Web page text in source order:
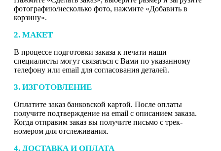
фотографию/несколько фото, нажмите «Добавить в
корзину».
2. МАКЕТ
В процессе подготовки заказа к печати наши
специалисты могут связаться с Вами по указанному
телефону или email для согласования деталей.
3. ИЗГОТОВЛЕНИЕ
Оплатите заказ банковской картой. После оплаты
получите подтверждение на email с описанием заказа.
Когда отправим заказ вы получите письмо с трек-
номером для отслеживания.
4. ДОСТАВКА И ОПЛАТА